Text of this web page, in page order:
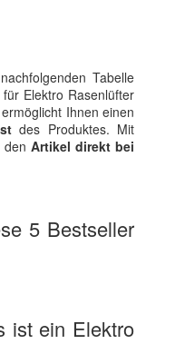
Tabelle
für Elektro Rasenlüfter
Ihnen einen
des Produktes. Mit
den Artikel direkt bei
5 Bestseller
ist ein Elektro